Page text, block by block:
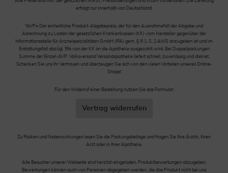
erfolgt nur innerhalb von Deutschland.
*AVP= Der einheitliche Produkt-Abgabepreis, der für den Ausnahmefall der Abgabe und
Abrechnung zu Lasten der gesetzlichen Krankenkassen (KK) vom Hersteller gegenüber der
Informationsstelle für Arzneispezialitäten GmbH (IFA) gem. § III 1, S. 2 AMG anzugeben ist und im
Erstattungsfall abzügl. 5% von der KK an die Apotheke ausgezahlt wird. Bei Doppelpackungen
Summe der Einzel-AVP. Volksversand Versandapotheke liefert schnell, zuverlässig und diskret.
Schenken Sie uns Ihr Vertrauen und überzeugen Sie sich von den vielen Vorteilen unseres Online-
Shops!
Für den Widerruf einer Bestellung nutzen Sie das Formular:
Vertrag widerrufen
Zu Risiken und Nebenwirkungen lesen Sie die Packungsbeilage und fragen Sie Ihre Ärztin, Ihren
Arzt oder in Ihrer Apotheke.
Alle Besucher unserer Webseite sind herzlich eingeladen, Produktbewertungen abzugeben.
Bewertungen können auch von Personen abgegeben werden, die das Produkt nicht bei uns